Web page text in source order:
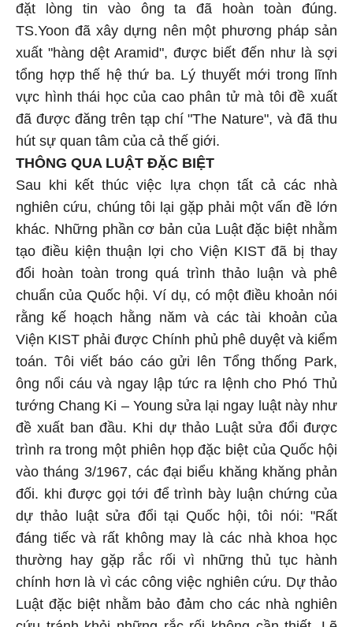
đặt lòng tin vào ông ta đã hoàn toàn đúng.
TS.Yoon đã xây dựng nên một phương pháp sản
xuất "hàng dệt Aramid", được biết đến như là sợi
tổng hợp thế hệ thứ ba. Lý thuyết mới trong lĩnh
vực hình thái học của cao phân tử mà tôi đề xuất
đã được đăng trên tạp chí "The Nature", và đã thu
hút sự quan tâm của cả thế giới.
THÔNG QUA LUẬT ĐẶC BIỆT
Sau khi kết thúc việc lựa chọn tất cả các nhà
nghiên cứu, chúng tôi lại gặp phải một vấn đề lớn
khác. Những phần cơ bản của Luật đặc biệt nhằm
tạo điều kiện thuận lợi cho Viện KIST đã bị thay
đổi hoàn toàn trong quá trình thảo luận và phê
chuẩn của Quốc hội. Ví dụ, có một điều khoản nói
rằng kế hoạch hằng năm và các tài khoản của
Viện KIST phải được Chính phủ phê duyệt và kiểm
toán. Tôi viết báo cáo gửi lên Tổng thống Park,
ông nổi cáu và ngay lập tức ra lệnh cho Phó Thủ
tướng Chang Ki – Young sửa lại ngay luật này như
đề xuất ban đầu. Khi dự thảo Luật sửa đổi được
trình ra trong một phiên họp đặc biệt của Quốc hội
vào tháng 3/1967, các đại biểu khăng khăng phản
đối. khi được gọi tới để trình bày luận chứng của
dự thảo luật sửa đổi tại Quốc hội, tôi nói: "Rất
đáng tiếc và rất không may là các nhà khoa học
thường hay gặp rắc rối vì những thủ tục hành
chính hơn là vì các công việc nghiên cứu. Dự thảo
Luật đặc biệt nhằm bảo đảm cho các nhà nghiên